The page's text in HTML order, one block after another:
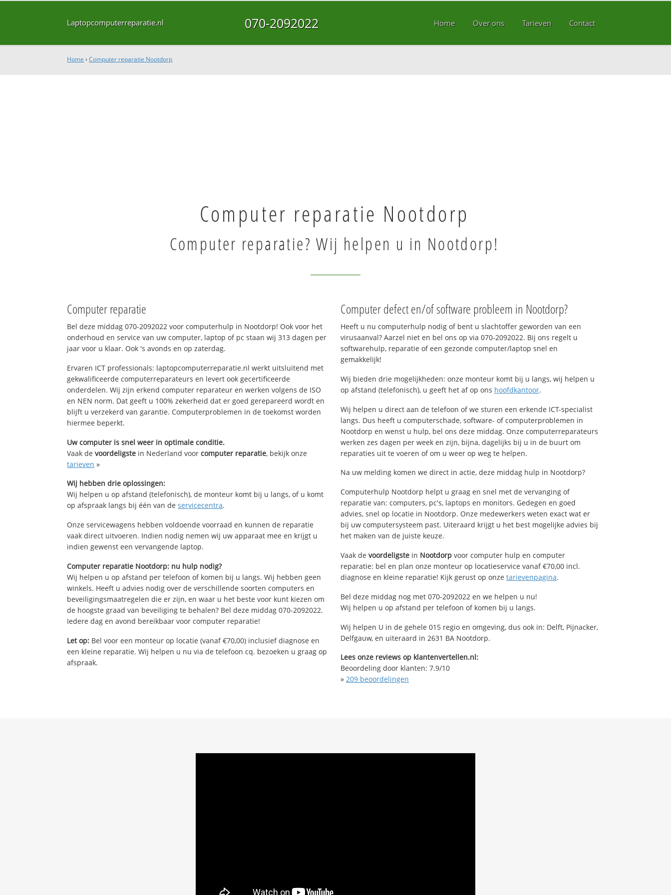
Laptopcomputerreparatie.nl 070-2092022 Home Over ons Tarieven Contact
Home ›Computer reparatie Nootdorp
Computer reparatie Nootdorp
Computer reparatie? Wij helpen u in Nootdorp!
Computer reparatie
Bel deze middag 070-2092022 voor computerhulp in Nootdorp! Ook voor het
onderhoud en service van uw computer, laptop of pc staan wij 313 dagen per
jaar voor u klaar. Ook 's avonds en op zaterdag.
Ervaren ICT professionals: laptopcomputerreparatie.nl werkt uitsluitend met
gekwalificeerde computerreparateurs en levert ook gecertificeerde
onderdelen. Wij zijn erkend computer reparateur en werken volgens de ISO
en NEN norm. Dat geeft u 100% zekerheid dat er goed gerepareerd wordt en
blijft u verzekerd van garantie. Computerproblemen in de toekomst worden
hiermee beperkt.
Uw computer is snel weer in optimale conditie.
Vaak devoordeligste in Nederland voorcomputer reparatie, bekijk onze
tarieven »
Wij hebben drie oplossingen:
Wij helpen u op afstand (telefonisch), de monteur komt bij u langs, of u komt
op afspraak langs bij één van deservicecentra.
Onze servicewagens hebben voldoende voorraad en kunnen de reparatie
vaak direct uitvoeren. Indien nodig nemen wij uw apparaat mee en krijgt u
indien gewenst een vervangende laptop.
Computer reparatie Nootdorp: nu hulp nodig?
Wij helpen u op afstand per telefoon of komen bij u langs. Wij hebben geen
winkels. Heeft u advies nodig over de verschillende soorten computers en
beveiligingsmaatregelen die er zijn, en waar u het beste voor kunt kiezen om
de hoogste graad van beveiliging te behalen? Bel deze middag 070-2092022.
Iedere dag en avond bereikbaar voor computer reparatie!
Let op: Bel voor een monteur op locatie (vanaf €70,00) inclusief diagnose en
een kleine reparatie. Wij helpen u nu via de telefoon cq. bezoeken u graag op
afspraak.
Computer defect en/of software probleem in Nootdorp?
Heeft u nu computerhulp nodig of bent u slachtoffer geworden van een
virusaanval? Aarzel niet en bel ons op via 070-2092022. Bij ons regelt u
softwarehulp, reparatie of een gezonde computer/laptop snel en
gemakkelijk!
Wij bieden drie mogelijkheden: onze monteur komt bij u langs, wij helpen u
op afstand (telefonisch), u geeft het af op ons hoofdkantoor.
Wij helpen u direct aan de telefoon of we sturen een erkende ICT-specialist
langs. Dus heeft u computerschade, software- of computerproblemen in
Nootdorp en wenst u hulp, bel ons deze middag. Onze computerreparateurs
werken zes dagen per week en zijn, bijna, dagelijks bij u in de buurt om
reparaties uit te voeren of om u weer op weg te helpen.
Na uw melding komen we direct in actie, deze middag hulp in Nootdorp?
Computerhulp Nootdorp helpt u graag en snel met de vervanging of
reparatie van: computers, pc's, laptops en monitors. Gedegen en goed
advies, snel op locatie in Nootdorp. Onze medewerkers weten exact wat er
bij uw computersysteem past. Uiteraard krijgt u het best mogelijke advies bij
het maken van de juiste keuze.
Vaak de voordeligste in Nootdorp voor computer hulp en computer
reparatie: bel en plan onze monteur op locatieservice vanaf €70,00 incl.
diagnose en kleine reparatie! Kijk gerust op onze tarievenpagina.
Bel deze middag nog met 070-2092022 en we helpen u nu!
Wij helpen u op afstand per telefoon of komen bij u langs.
Wij helpen U in de gehele 015 regio en omgeving, dus ook in: Delft, Pijnacker,
Delfgauw, en uiteraard in 2631 BA Nootdorp.
Lees onze reviews op klantenvertellen.nl:
Beoordeling door klanten: 7.9/10
» 209 beoordelingen